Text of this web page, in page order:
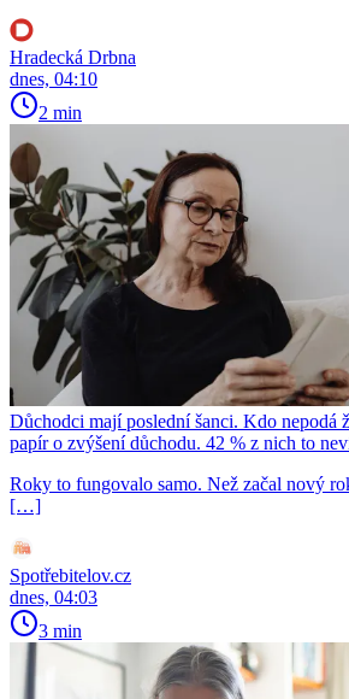
Hradecká Drbna
dnes, 04:10
2 min
Důchodci mají poslední šanci. Kdo nepodá
papír o zvýšení důchodu. 42 % z nich to
Roky to fungovalo samo. Než začal nový
[…]
Spotřebitelov.cz
dnes, 04:03
3 min